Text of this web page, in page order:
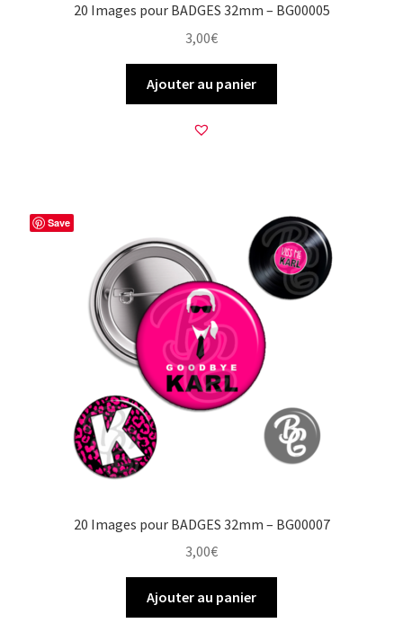
20 Images pour BADGES 32mm – BG00005
3,00€
Ajouter au panier
Save
20 Images pour BADGES 32mm – BG00007
3,00€
Ajouter au panier